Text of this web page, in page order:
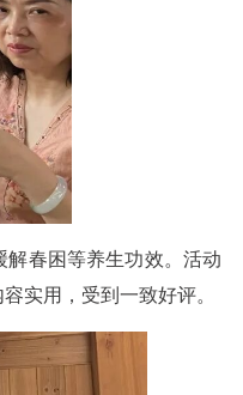
解春困等养生功效。活动
实用，受到一致好评。